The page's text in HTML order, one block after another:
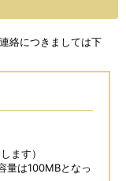
絡につきましては下
ます）
量は100MBとなっ